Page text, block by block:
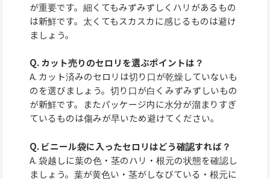
が重要です。細くてもみずみずしくハリがあるもの
は新鮮です。太くてもスカスカに感じるものは避け
ましょう。
Q. カット売りのセロリを選ぶポイントは？
A. カット済みのセロリは切り口が乾燥していないも
のを選びましょう。切り口が白くみずみずしいもの
が新鮮です。またパッケージ内に水分が溜まりすぎ
ているものは傷みが早いため避けてください。
Q. ビニール袋に入ったセロリはどう確認すれば？
A. 袋越しに葉の色・茎のハリ・根元の状態を確認し
ましょう。葉が黄色い・茎がしなびている・根元に